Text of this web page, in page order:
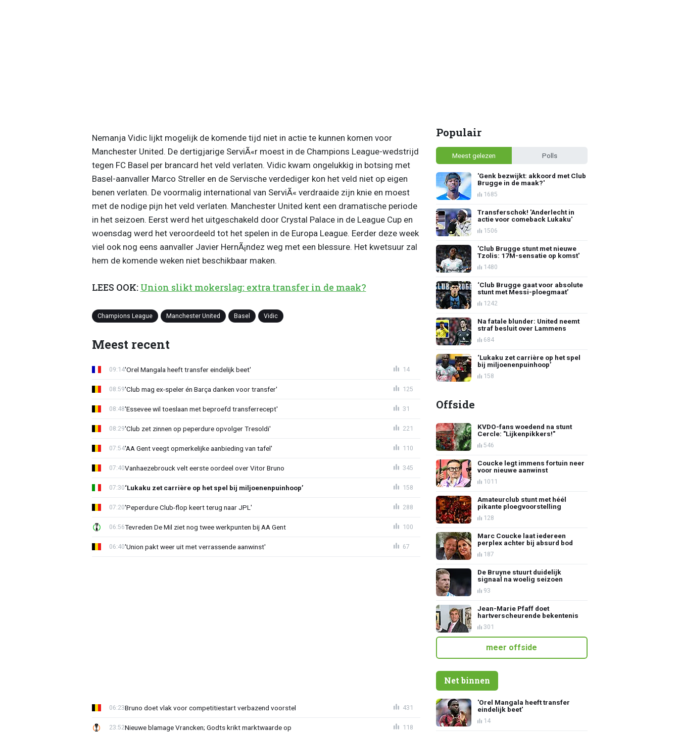
Nemanja Vidic lijkt mogelijk de komende tijd niet in actie te kunnen komen voor
Manchester United. De dertigjarige ServiÃ«r moest in de Champions League-wedstrijd
tegen FC Basel per brancard het veld verlaten. Vidic kwam ongelukkig in botsing met
Basel-aanvaller Marco Streller en de Servische verdediger kon het veld niet op eigen
benen verlaten. De voormalig international van ServiÃ« verdraaide zijn knie en moest
met de nodige pijn het veld verlaten. Manchester United kent een dramatische periode
in het seizoen. Eerst werd het uitgeschakeld door Crystal Palace in de League Cup en
woensdag werd het veroordeeld tot het spelen in de Europa League. Eerder deze week
viel ook nog eens aanvaller Javier HernÃ¡ndez weg met een blessure. Het kwetsuur zal
hem de komende weken niet beschikbaar maken.
LEES OOK: Union slikt mokerslag: extra transfer in de maak?
Champions League Manchester United Basel Vidic
Meest recent
'Orel Mangala heeft transfer eindelijk beet'
09:14 14
'Club mag ex-speler én Barça danken voor transfer'
08:59 125
'Essevee wil toeslaan met beproefd transferrecept'
08:48 31
'Club zet zinnen op peperdure opvolger Tresoldi'
08:29 221
'AA Gent veegt opmerkelijke aanbieding van tafel'
07:54 110
Vanhaezebrouck velt eerste oordeel over Vitor Bruno
07:40 345
‘Lukaku zet carrière op het spel bij miljoenenpuinhoop’
07:30 158
'Peperdure Club-flop keert terug naar JPL'
07:20 288
Tevreden De Mil ziet nog twee werkpunten bij AA Gent
06:56 100
'Union pakt weer uit met verrassende aanwinst'
06:40 67
Bruno doet vlak voor competitiestart verbazend voorstel
06:23 431
Nieuwe blamage Vrancken; Godts krikt marktwaarde op
23:52 118
Populair
Meest gelezen Polls
'Genk bezwijkt: akkoord met Club
Brugge in de maak?'
1685
Transferschok! 'Anderlecht in
actie voor comeback Lukaku'
1506
'Club Brugge stunt met nieuwe
Tzolis: 17M-sensatie op komst'
1480
‘Club Brugge gaat voor absolute
stunt met Messi-ploegmaat’
1242
Na fatale blunder: United neemt
straf besluit over Lammens
684
‘Lukaku zet carrière op het spel
bij miljoenenpuinhoop’
158
Offside
KVDO-fans woedend na stunt
Cercle: "Lijkenpikkers!"
546
Coucke legt immens fortuin neer
voor nieuwe aanwinst
1011
Amateurclub stunt met héél
pikante ploegvoorstelling
128
Marc Coucke laat iedereen
perplex achter bij absurd bod
187
De Bruyne stuurt duidelijk
signaal na woelig seizoen
93
Jean-Marie Pfaff doet
hartverscheurende bekentenis
301
meer offside
Net binnen
'Orel Mangala heeft transfer
eindelijk beet'
14